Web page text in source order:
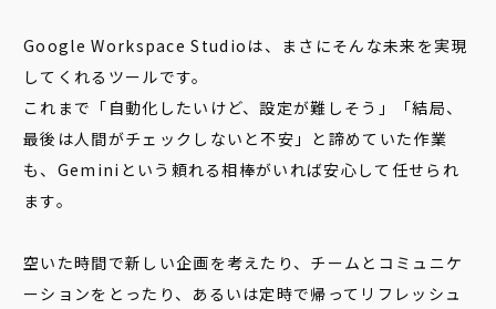
Google Workspace Studioは、まさにそんな未来を実現
してくれるツールです。
これまで「自動化したいけど、設定が難しそう」「結局、
最後は人間がチェックしないと不安」と諦めていた作業
も、Geminiという頼れる相棒がいれば安心して任せられ
ます。
空いた時間で新しい企画を考えたり、チームとコミュニケ
ーションをとったり、あるいは定時で帰ってリフレッシュ